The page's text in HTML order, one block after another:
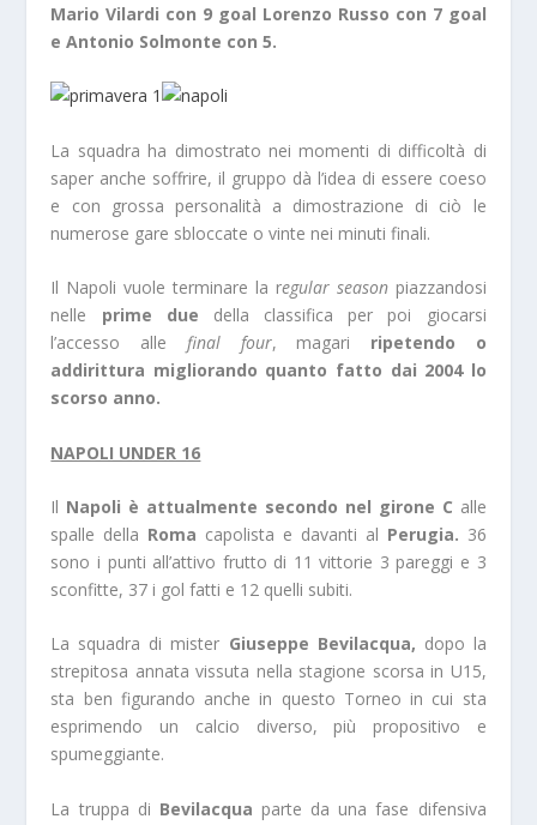
Mario Vilardi con 9 goal Lorenzo Russo con 7 goal
e Antonio Solmonte con 5.
La squadra ha dimostrato nei momenti di difficoltà di
saper anche soffrire, il gruppo dà l’idea di essere coeso
e con grossa personalità a dimostrazione di ciò le
numerose gare sbloccate o vinte nei minuti finali.
Il Napoli vuole terminare la regular seasonpiazzandosi
nelle prime due della classifica per poi giocarsi
l’accesso alle final four, magari ripetendo o
addirittura migliorando quanto fatto dai 2004 lo
scorso anno.
NAPOLI UNDER 16
Il Napoli è attualmente secondo nel girone C alle
spalle della Roma capolista e davanti al Perugia. 36
sono i punti all’attivo frutto di 11 vittorie 3 pareggi e 3
sconfitte, 37 i gol fatti e 12 quelli subiti.
La squadra di mister Giuseppe Bevilacqua, dopo la
strepitosa annata vissuta nella stagione scorsa in U15,
sta ben figurando anche in questo Torneo in cui sta
esprimendo un calcio diverso, più propositivo e
spumeggiante.
La truppa di Bevilacqua parte da una fase difensiva